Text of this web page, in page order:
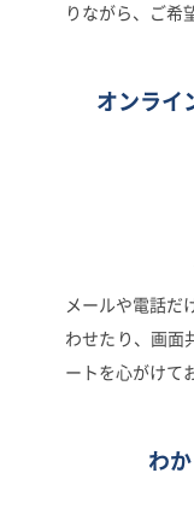
りながら、ご希
オンライ
メールや電話だ
わせたり、画面
ートを心がけて
わ